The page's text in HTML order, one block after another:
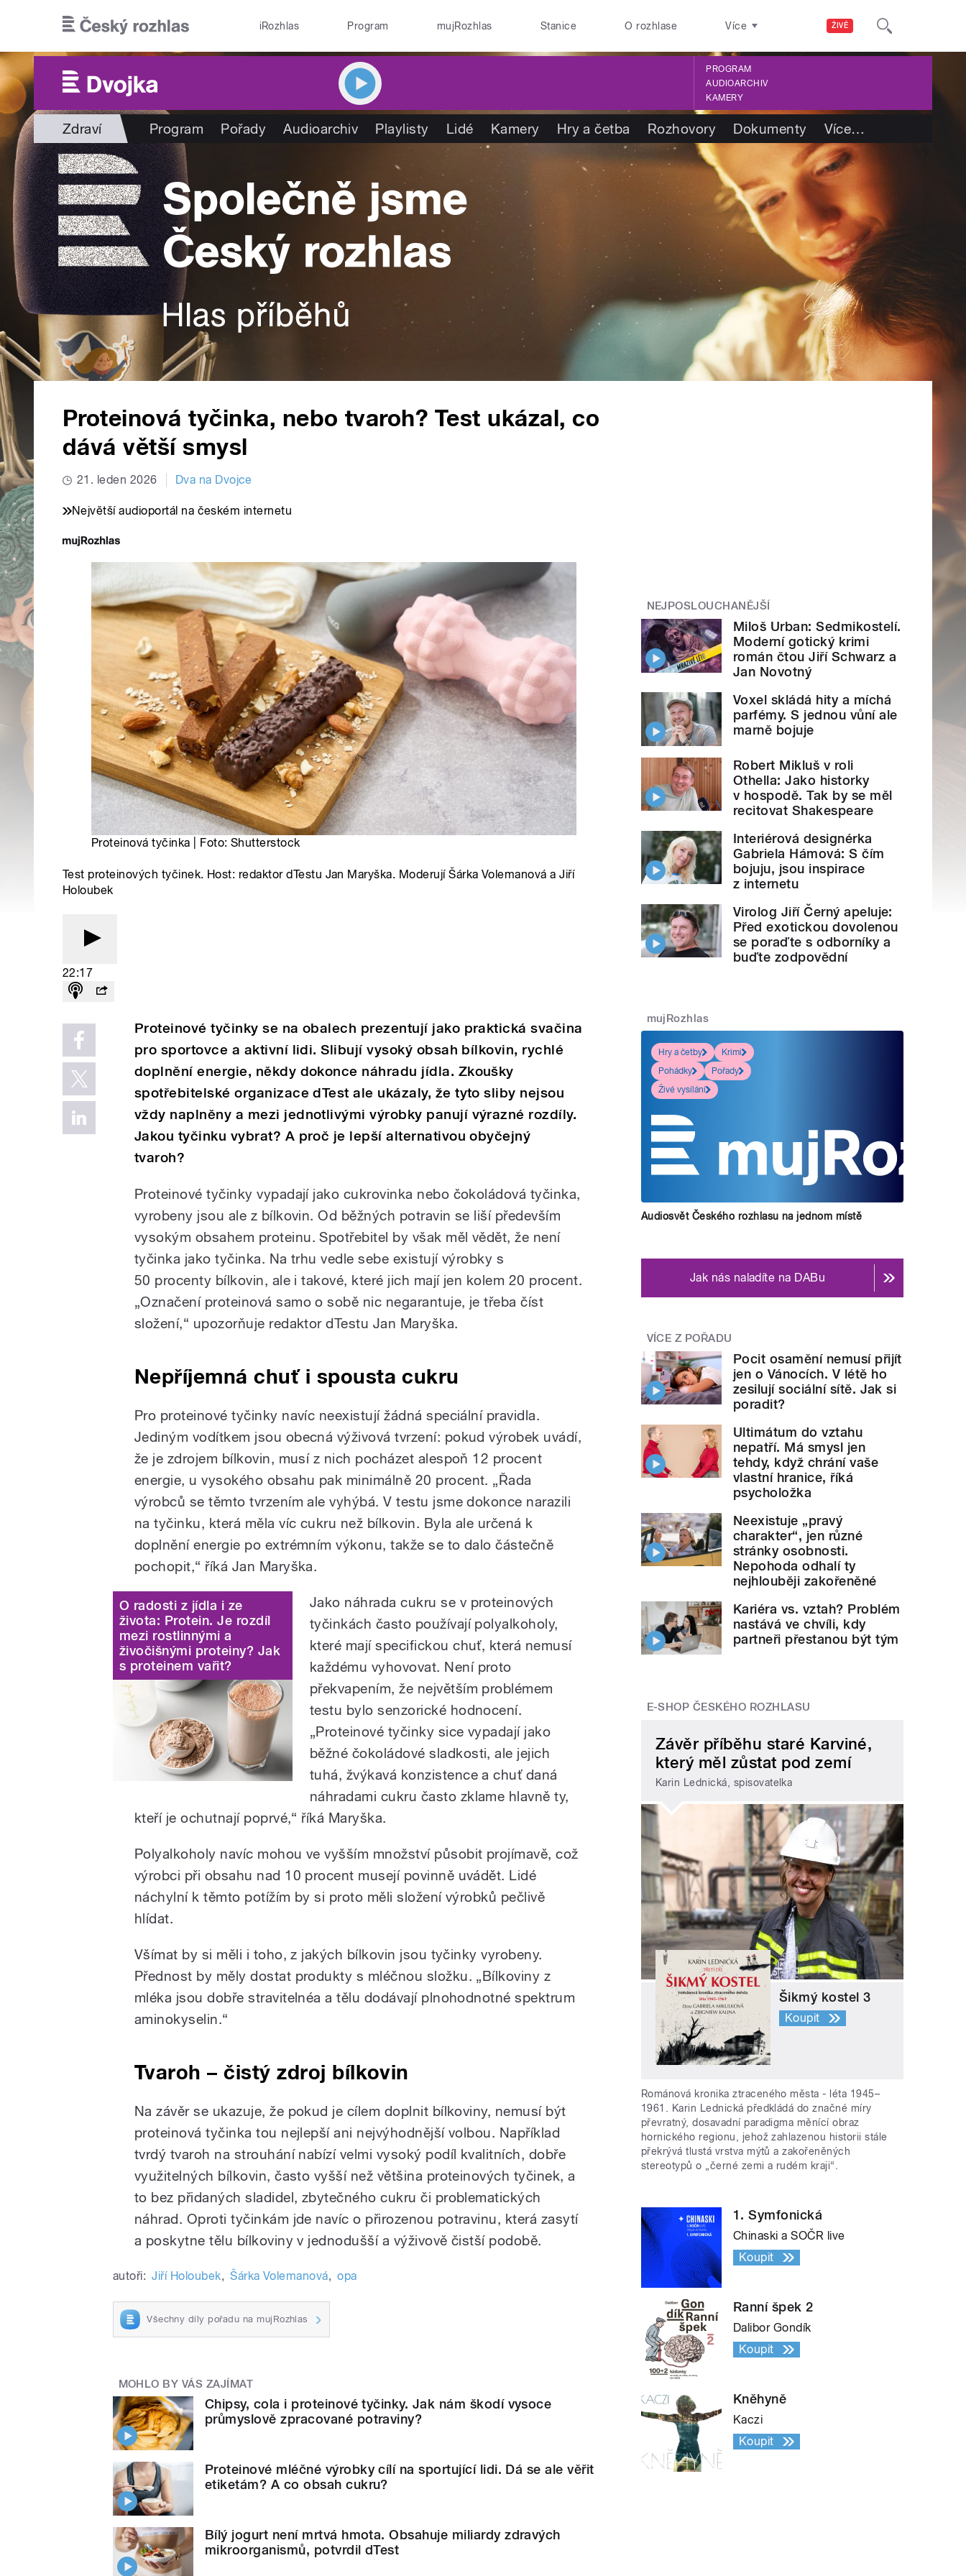
ŽIVĚ
iRozhlas Program mujRozhlas Stanice O rozhlase Více
PROGRAM
AUDIOARCHIV
KAMERY
Zdraví Program Pořady Audioarchiv Playlisty Lidé Kamery Hry a četba Rozhovory Dokumenty Více…
Proteinová tyčinka, nebo tvaroh? Test ukázal, co
dává větší smysl
21. leden 2026 Dva na Dvojce
Největší audioportál na českém internetu
Proteinová tyčinka | Foto: Shutterstock
Test proteinových tyčinek. Host: redaktor dTestu Jan Maryška. Moderují Šárka Volemanová a Jiří
Holoubek
22:17
Proteinové tyčinky se na obalech prezentují jako praktická svačina
pro sportovce a aktivní lidi. Slibují vysoký obsah bílkovin, rychlé
doplnění energie, někdy dokonce náhradu jídla. Zkoušky
spotřebitelské organizace dTest ale ukázaly, že tyto sliby nejsou
vždy naplněny a mezi jednotlivými výrobky panují výrazné rozdíly.
Jakou tyčinku vybrat? A proč je lepší alternativou obyčejný
tvaroh?
Proteinové tyčinky vypadají jako cukrovinka nebo čokoládová tyčinka,
vyrobeny jsou ale z bílkovin. Od běžných potravin se liší především
vysokým obsahem proteinu. Spotřebitel by však měl vědět, že není
tyčinka jako tyčinka. Na trhu vedle sebe existují výrobky s
50 procenty bílkovin, ale i takové, které jich mají jen kolem 20 procent.
„Označení proteinová samo o sobě nic negarantuje, je třeba číst
složení,“ upozorňuje redaktor dTestu Jan Maryška.
Nepříjemná chuť i spousta cukru
Pro proteinové tyčinky navíc neexistují žádná speciální pravidla.
Jediným vodítkem jsou obecná výživová tvrzení: pokud výrobek uvádí,
že je zdrojem bílkovin, musí z nich pocházet alespoň 12 procent
energie, u vysokého obsahu pak minimálně 20 procent. „Řada
výrobců se těmto tvrzením ale vyhýbá. V testu jsme dokonce narazili
na tyčinku, která měla víc cukru než bílkovin. Byla ale určená k
doplnění energie po extrémním výkonu, takže se to dalo částečně
pochopit,“ říká Jan Maryška.
O radosti z jídla i ze
života: Protein. Je rozdíl
mezi rostlinnými a
živočišnými proteiny? Jak
s proteinem vařit?
Jako náhrada cukru se v proteinových
tyčinkách často používají polyalkoholy,
které mají specifickou chuť, která nemusí
každému vyhovovat. Není proto
překvapením, že největším problémem
testu bylo senzorické hodnocení.
„Proteinové tyčinky sice vypadají jako
běžné čokoládové sladkosti, ale jejich
tuhá, žvýkavá konzistence a chuť daná
náhradami cukru často zklame hlavně ty,
kteří je ochutnají poprvé,“ říká Maryška.
Polyalkoholy navíc mohou ve vyšším množství působit projímavě, což
výrobci při obsahu nad 10 procent musejí povinně uvádět. Lidé
náchylní k těmto potížím by si proto měli složení výrobků pečlivě
hlídat.
Všímat by si měli i toho, z jakých bílkovin jsou tyčinky vyrobeny.
Přednost by měly dostat produkty s mléčnou složku. „Bílkoviny z
mléka jsou dobře stravitelnéa a tělu dodávají plnohodnotné spektrum
aminokyselin.“
Tvaroh – čistý zdroj bílkovin
Na závěr se ukazuje, že pokud je cílem doplnit bílkoviny, nemusí být
proteinová tyčinka tou nejlepší ani nejvýhodnější volbou. Například
tvrdý tvaroh na strouhání nabízí velmi vysoký podíl kvalitních, dobře
využitelných bílkovin, často vyšší než většina proteinových tyčinek, a
to bez přidaných sladidel, zbytečného cukru či problematických
náhrad. Oproti tyčinkám jde navíc o přirozenou potravinu, která zasytí
a poskytne tělu bílkoviny v jednodušší a výživově čistší podobě.
autoři: Jiří Holoubek, Šárka Volemanová, opa
Všechny díly pořadu na mujRozhlas
MOHLO BY VÁS ZAJÍMAT
Chipsy, cola i proteinové tyčinky. Jak nám škodí vysoce
průmyslově zpracované potraviny?
Proteinové mléčné výrobky cílí na sportující lidi. Dá se ale věřit
etiketám? A co obsah cukru?
Bílý jogurt není mrtvá hmota. Obsahuje miliardy zdravých
mikroorganismů, potvrdil dTest
NEJPOSLOUCHANĚJŠÍ
Miloš Urban: Sedmikostelí.
Moderní gotický krimi
román čtou Jiří Schwarz a
Jan Novotný
Voxel skládá hity a míchá
parfémy. S jednou vůní ale
marně bojuje
Robert Mikluš v roli
Othella: Jako historky
v hospodě. Tak by se měl
recitovat Shakespeare
Interiérová designérka
Gabriela Hámová: S čím
bojuju, jsou inspirace
z internetu
Virolog Jiří Černý apeluje:
Před exotickou dovolenou
se poraďte s odborníky a
buďte zodpovědní
mujRozhlas
Hry a četby
Krimi
Pohádky
Pořady
Živé vysílání
Audiosvět Českého rozhlasu na jednom místě
Jak nás naladíte na DABu
VÍCE Z POŘADU
Pocit osamění nemusí přijít
jen o Vánocích. V létě ho
zesilují sociální sítě. Jak si
poradit?
Ultimátum do vztahu
nepatří. Má smysl jen
tehdy, když chrání vaše
vlastní hranice, říká
psycholožka
Neexistuje „pravý
charakter“, jen různé
stránky osobnosti.
Nepohoda odhalí ty
nejhlouběji zakořeněné
Kariéra vs. vztah? Problém
nastává ve chvíli, kdy
partneři přestanou být tým
E-SHOP ČESKÉHO ROZHLASU
Závěr příběhu staré Karviné,
který měl zůstat pod zemí
Karin Lednická, spisovatelka
Šikmý kostel 3
Koupit
Románová kronika ztraceného města - léta 1945–
1961. Karin Lednická předkládá do značné míry
převratný, dosavadní paradigma měnící obraz
hornického regionu, jehož zahlazenou historii stále
překrývá tlustá vrstva mýtů a zakořeněných
stereotypů o „černé zemi a rudém kraji“.
1. Symfonická
Chinaski a SOČR live
Koupit
Ranní špek 2
Dalibor Gondík
Koupit
Kněhyně
Kaczi
Koupit